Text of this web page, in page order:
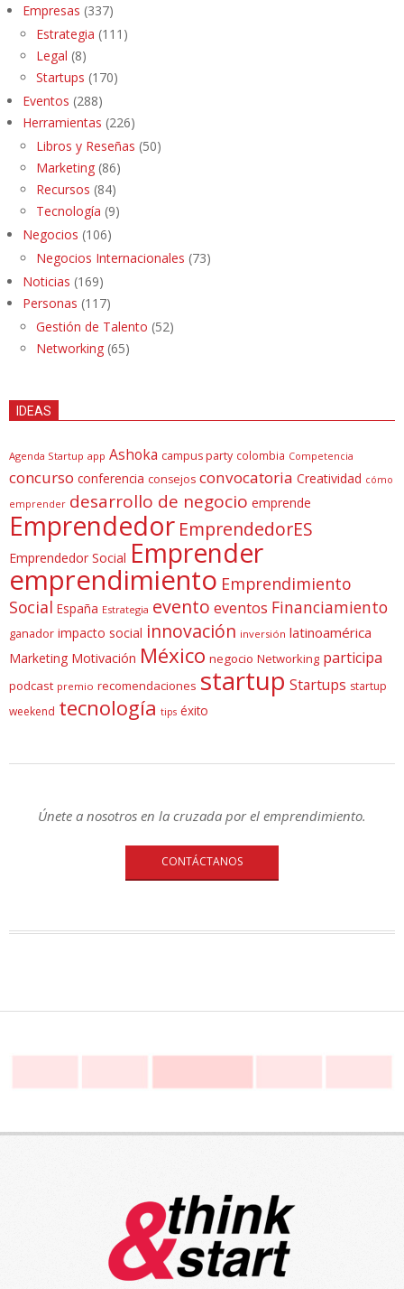
Empresas (337)
Estrategia (111)
Legal (8)
Startups (170)
Eventos (288)
Herramientas (226)
Libros y Reseñas (50)
Marketing (86)
Recursos (84)
Tecnología (9)
Negocios (106)
Negocios Internacionales (73)
Noticias (169)
Personas (117)
Gestión de Talento (52)
Networking (65)
IDEAS
Agenda Startup app Ashoka campus party colombia Competencia
concurso conferencia consejos convocatoria Creatividad cómo
emprender desarrollo de negocio emprende
Emprendedor EmprendedorES
Emprendedor Social Emprender
emprendimiento Emprendimiento
Social España Estrategia evento eventos Financiamiento
ganador impacto social innovación inversión latinoamérica
Marketing Motivación México negocio Networking participa
podcast premio recomendaciones startup Startups startup
weekend tecnología tips éxito
Únete a nosotros en la cruzada por el emprendimiento.
CONTÁCTANOS